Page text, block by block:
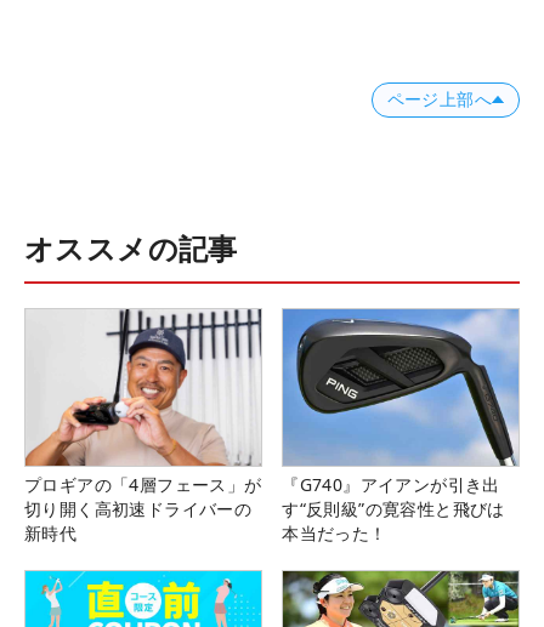
ページ上部へ
オススメの記事
プロギアの「4層フェース」が
切り開く高初速ドライバーの
新時代
『G740』アイアンが引き出
す“反則級”の寛容性と飛びは
本当だった！